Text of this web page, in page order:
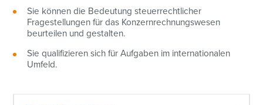
Sie können die Bedeutung steuerrechtlicher
Fragestellungen für das Konzernrechnungswesen
beurteilen und gestalten.
Sie qualifizieren sich für Aufgaben im internationalen
Umfeld.